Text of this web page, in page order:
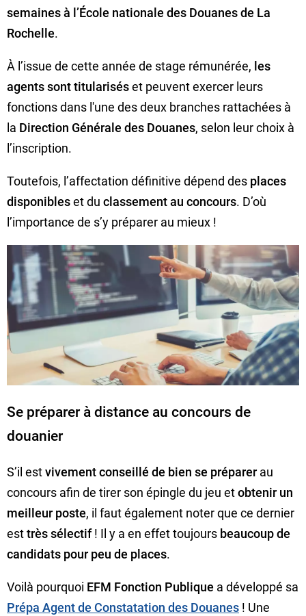
semaines à l’École nationale des Douanes de La
Rochelle.
À l’issue de cette année de stage rémunérée, les
agents sont titulariséset peuvent exercer leurs
fonctions dans l'une des deux branches rattachées à
la Direction Générale des Douanes, selon leur choix à
l’inscription.
Toutefois, l’affectation définitive dépend des places
disponibleset du classement au concours. D’où
l’importance de s’y préparer au mieux !
Se préparer à distance au concours de
douanier
S’il estvivement conseillé de bien se préparer au
concours afin de tirer son épingle du jeu etobtenir un
meilleur poste, il faut également noter que ce dernier
esttrès sélectif! Il y a en effet toujours beaucoup de
candidats pour peu de places.
Voilà pourquoi EFM Fonction Publique a développé sa
Prépa Agent de Constatation des Douanes ! Une